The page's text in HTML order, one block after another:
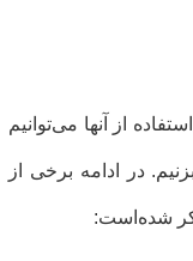
از آنها می‌توانیم
در ادامه برخی از
شده‌است: